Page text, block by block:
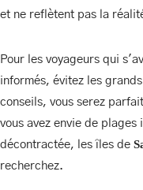
et ne reflètent pas la
Pour les voyageurs qui
informés, évitez les
conseils, vous serez
vous avez envie de
décontractée, les îles de
recherchez.